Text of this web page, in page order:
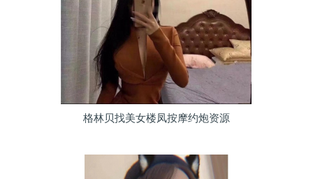
格林贝找美女楼凤按摩约炮资源